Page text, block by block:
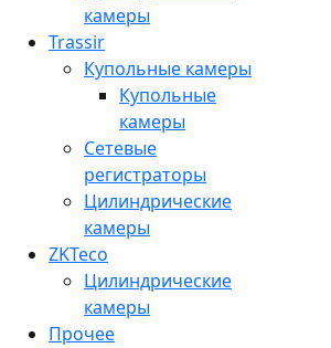
камеры
Trassir
Купольные камеры
Купольные
камеры
Сетевые
регистраторы
Цилиндрические
камеры
ZKTeco
Цилиндрические
камеры
Прочее